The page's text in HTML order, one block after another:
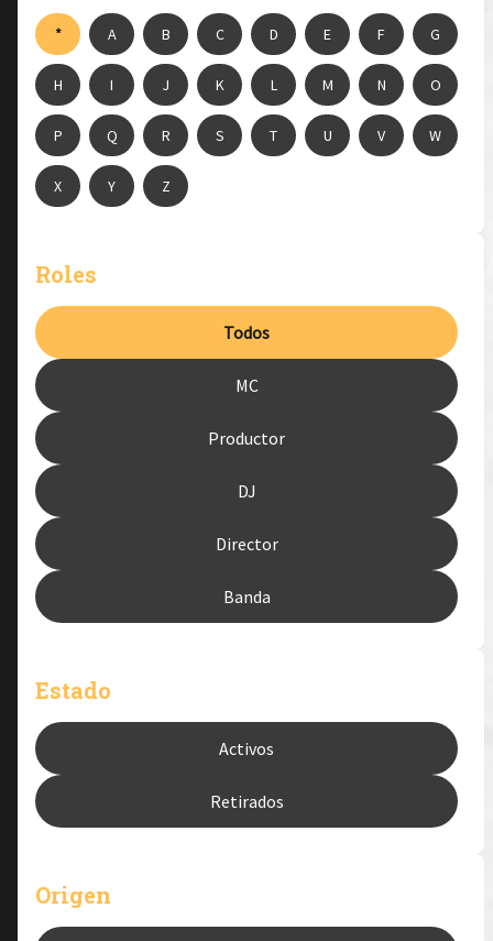
* A B C D E F G
H I J K L M N O
P Q R S T U V W
X Y Z
Roles
Todos
MC
Productor
DJ
Director
Banda
Estado
Activos
Retirados
Origen